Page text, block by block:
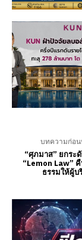
บทความก่อ
“ศุภมาส” ยกระ
“Lemon Law”
ธรรมให้ผู้บ